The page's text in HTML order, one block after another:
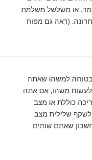
מר, או משלשל משלמת
(ראה גם מפוח
בטוחה למשהו שאתה
לעשות משהו, אם אתה
כוללת או מצב
שלילית מצב
שאתם שותים